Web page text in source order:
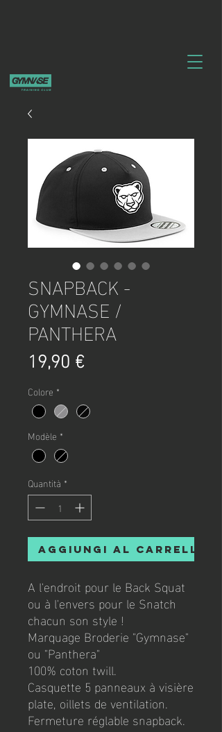
SNAPBACK -
GYMNASE /
PANTHERA
19,90 €
Colore *
Modèle *
Quantità *
Aggiungi al carrello
A l'endroit pour le Back Squat
ou à l'envers pour le Snatch
chacun son style !
Marquage Broderie "Gymnase"
ou "Panthera"
100% coton twill.
Casquette 5 panneaux à visière
plate, oillets de ventilation.
Fermeture réglable snapback.